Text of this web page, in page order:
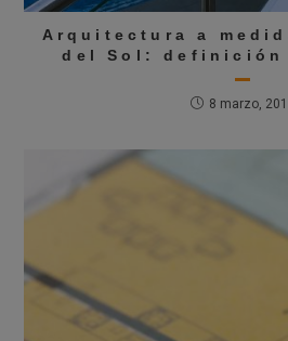
Arquitectura a
del Sol: definición
8 marzo,